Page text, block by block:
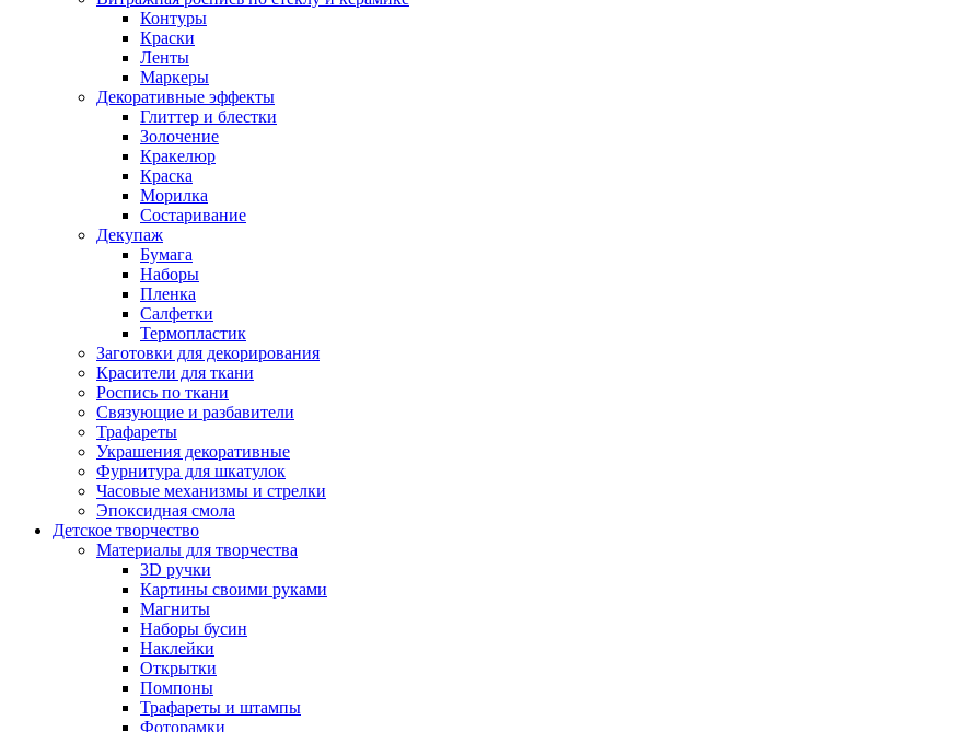
Контуры
Краски
Ленты
Маркеры
Декоративные эффекты
Глиттер и блестки
Золочение
Кракелюр
Краска
Морилка
Состаривание
Декупаж
Бумага
Наборы
Пленка
Салфетки
Термопластик
Заготовки для декорирования
Красители для ткани
Роспись по ткани
Связующие и разбавители
Трафареты
Украшения декоративные
Фурнитура для шкатулок
Часовые механизмы и стрелки
Эпоксидная смола
Детское творчество
Материалы для творчества
3D ручки
Картины своими руками
Магниты
Наборы бусин
Наклейки
Открытки
Помпоны
Трафареты и штампы
Фоторамки